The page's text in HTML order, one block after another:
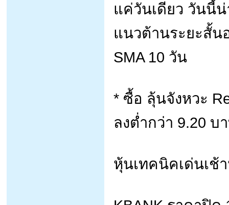
แค่วันเดียว วันนี้
แนวต้านระยะสั้น
SMA 10 วัน
* ซื้อ ลุ้นจังหวะ
ลงต่ำกว่า 9.20 บ
หุ้นเทคนิคเด่นเช้